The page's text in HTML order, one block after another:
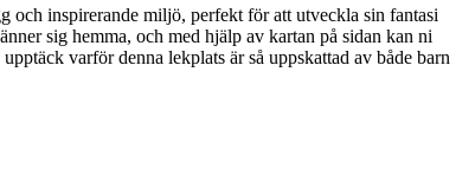
och inspirerande miljö, perfekt för att utveckla sin fantasi
sig hemma, och med hjälp av kartan på sidan kan ni
varför denna lekplats är så uppskattad av både barn